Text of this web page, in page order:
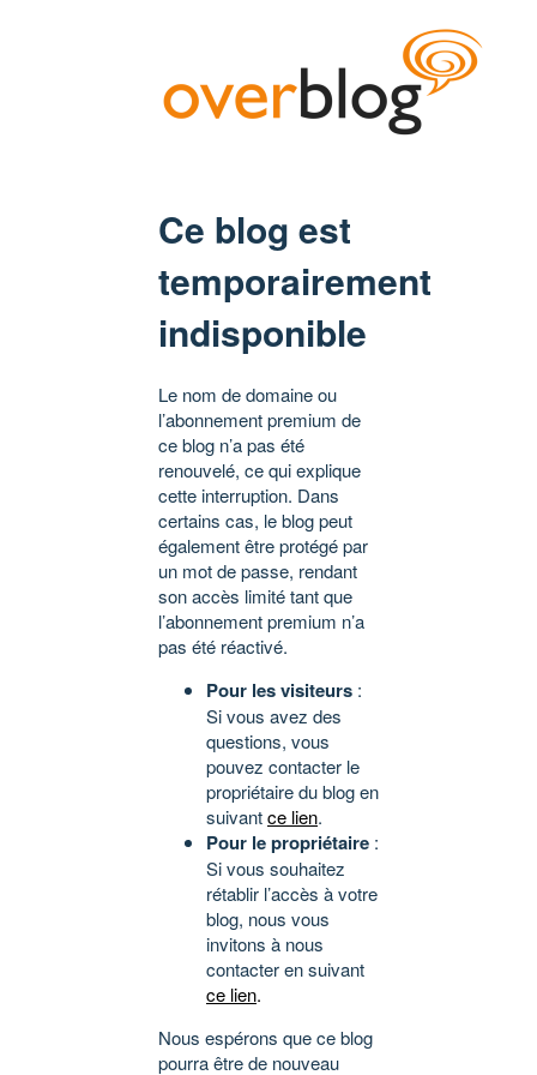
Ce blog est
temporairement
indisponible
Le nom de domaine ou
l’abonnement premium de
ce blog n’a pas été
renouvelé, ce qui explique
cette interruption. Dans
certains cas, le blog peut
également être protégé par
un mot de passe, rendant
son accès limité tant que
l’abonnement premium n’a
pas été réactivé.
Pour les visiteurs :
Si vous avez des
questions, vous
pouvez contacter le
propriétaire du blog en
suivantce lien.
Pour le propriétaire :
Si vous souhaitez
rétablir l’accès à votre
blog, nous vous
invitons à nous
contacter en suivant
ce lien.
Nous espérons que ce blog
pourra être de nouveau